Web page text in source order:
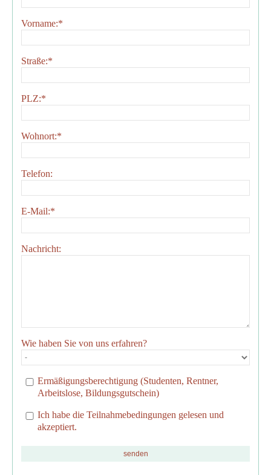
Vorname:*
Straße:*
PLZ:*
Wohnort:*
Telefon:
E-Mail:*
Nachricht:
Wie haben Sie von uns erfahren?
Ermäßigungsberechtigung (Studenten, Rentner,
Arbeitslose, Bildungsgutschein)
Ich habe die Teilnahmebedingungen gelesen und
akzeptiert.
senden